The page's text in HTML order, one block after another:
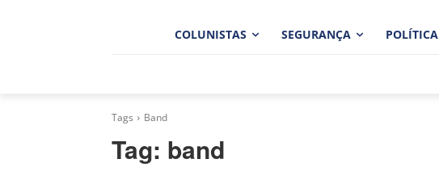
COLUNISTAS SEGURANÇA POLÍTICA
Tags Band
Tag: band